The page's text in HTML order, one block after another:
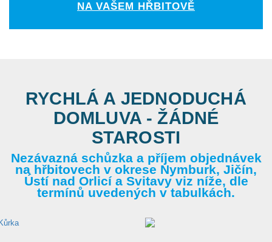
NA VAŠEM HŘBITOVĚ
RYCHLÁ A JEDNODUCHÁ
DOMLUVA - ŽÁDNÉ
STAROSTI
Nezávazná schůzka a příjem objednávek
na hřbitovech v okrese Nymburk, Jičín,
Ústí nad Orlicí a Svitavy viz níže, dle
termínů uvedených v tabulkách.